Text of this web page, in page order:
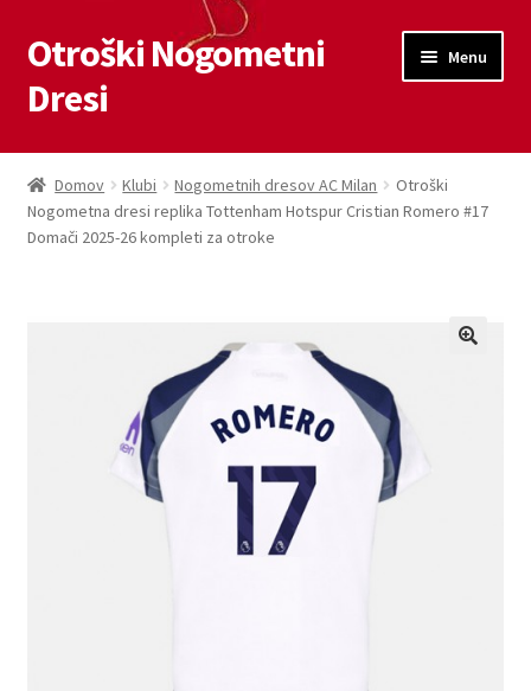
Skip
to
navigation
Skip
to
content
Otroški Nogometni
Dresi
Menu
Domov
Blog
Domov Klubi Nogometnih dresov AC Milan
Otroški
Nogometna dresi replika Tottenham Hotspur Cristian Romero #17
Domači 2025-26 kompleti za otroke